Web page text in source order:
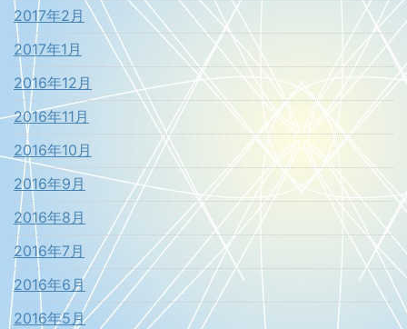
2017年2月
2017年1月
2016年12月
2016年11月
2016年10月
2016年9月
2016年8月
2016年7月
2016年6月
2016年5月